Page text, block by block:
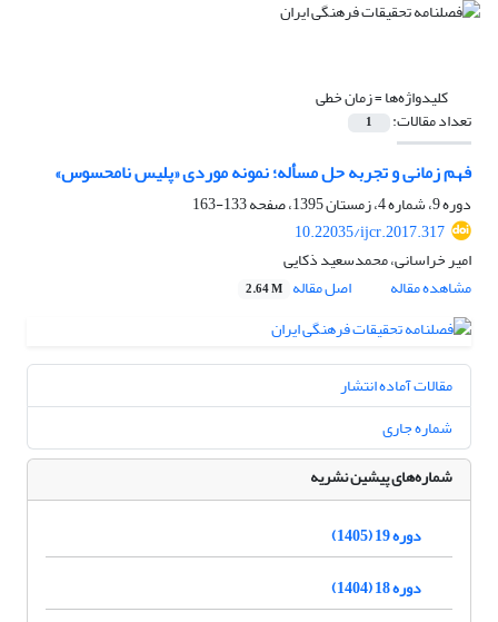
کلیدواژه‌ها =زمان خطی
تعداد مقالات: 1
فهم زمانی و تجربه حل مسأله؛ نمونه موردی «پلیس نامحسوس»
دوره 9، شماره 4، زمستان 1395، صفحه
133-163
10.22035/ijcr.2017.317
امیر خراسانی، محمدسعید ذکایی
مشاهده مقاله
اصل مقاله 2.64 M
مقالات آماده انتشار
شماره جاری
شماره‌های پیشین نشریه
دوره 19 (1405)
دوره 18 (1404)